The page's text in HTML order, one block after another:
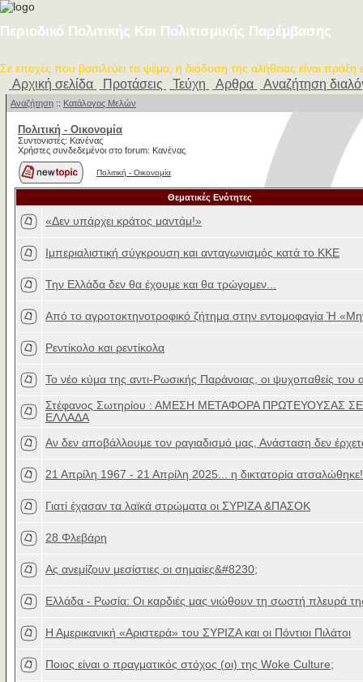
Περιοδικό Πολιτικής Και Πολιτισμικής Παρέμβασης
Σε εποχές που βασιλεύει το ψέμα, η διάδοση της αλήθειας είναι πράξη
Αρχική σελίδα Προτάσεις Τεύχη Αρθρα Αναζήτηση
Αναζήτηση :: Κατάλογος Μελών
Πολιτική - Oικονομία
Συντονιστές: Κανένας
Χρήστες συνδεδεμένοι στο forum: Κανένας
Πολιτική - Oικονομία
Θεματικές Ενότητες
«Δεν υπάρχει κράτος μαντάμ!»
Ιμπεριαλιστική σύγκρουση και ανταγωνισμός κατά το ΚΚΕ
Την Ελλάδα δεν θα έχουμε και θα τρώγομεν...
Από το αγροτοκτηνοτροφικό ζήτημα στην εντομοφαγία Ή
Ρεντίκολο και ρεντίκολα
To νέο κύμα της αντι-Ρωσικής Παράνοιας, οι ψυχοπαθείς του
Στέφανος Σωτηρίου : ΑΜΕΣΗ ΜΕΤΑΦΟΡΑ ΠΡΩΤΕΥΟΥΣΑΣ
ΕΛΛΑΔΑ
Αν δεν αποβάλλουμε τον ραγιαδισμό μας, Ανάσταση δεν
21 Απρίλη 1967 - 21 Απρίλη 2025... η δικτατορία ατσαλώθηκε!
Γιατί έχασαν τα λαϊκά στρώματα οι ΣΥΡΙΖΑ &ΠΑΣΟΚ
28 Φλεβάρη
Ας ανεμίζουν μεσίστιες οι σημαίες&#8230;
Ελλάδα - Ρωσία: Οι καρδιές μας νιώθουν τη σωστή πλευρά
Η Αμερικανική «Αριστερά» του ΣΥΡΙΖΑ και οι Πόντιοι Πιλάτοι
Ποιος είναι ο πραγματικός στόχος (οι) της Woke Culture;